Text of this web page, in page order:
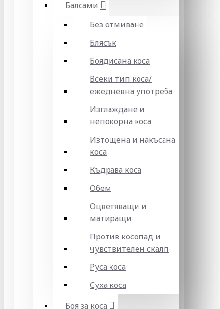
Балсами
Без отмиване
Блясък
Боядисана коса
Всеки тип коса/
ежедневна употреба
Изглаждане и
непокорна коса
Изтощена и накъсана
коса
Къдрава коса
Обем
Оцветяващи и
матиращи
Против косопад и
чувствителен скалп
Руса коса
Суха коса
Боя за коса